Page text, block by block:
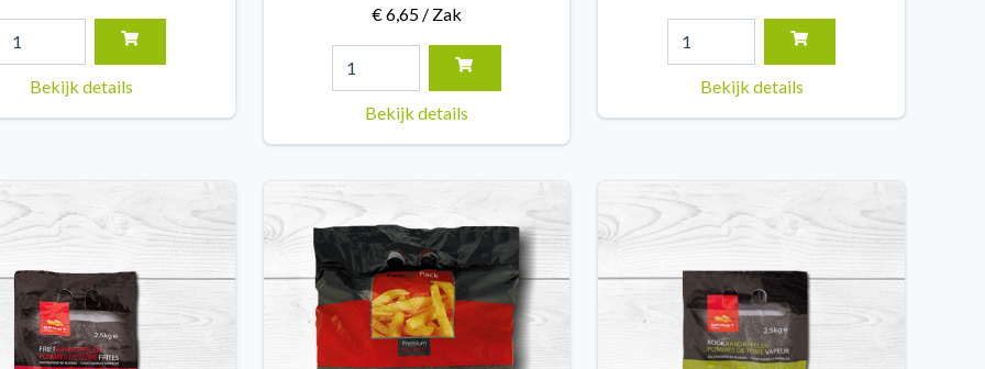
Bekijk details
€ 6,65 / Zak
Bekijk details
Bekijk details